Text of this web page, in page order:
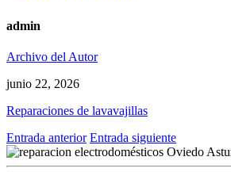
admin
Archivo del Autor
junio 22, 2026
Reparaciones de lavavajillas
Entrada anterior Entrada siguiente